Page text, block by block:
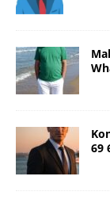
69